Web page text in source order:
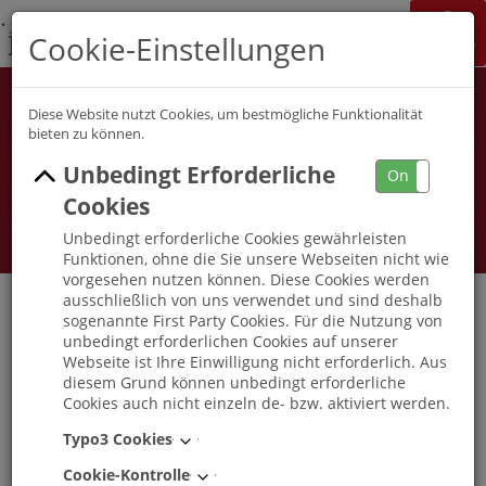
Jobchannel
Job Map
Pflegefachkraft (m/w/d) ambulant K&S
Ambulante Pflege Zwickau
Cookie-Einstellungen
Diese Website nutzt Cookies, um bestmögliche Funktionalität
bieten zu können.
Unbedingt Erforderliche
Cookies
On
Unbedingt erforderliche Cookies gewährleisten
Funktionen, ohne die Sie unsere Webseiten nicht wie
vorgesehen nutzen können. Diese Cookies werden
ausschließlich von uns verwendet und sind deshalb
sogenannte First Party Cookies. Für die Nutzung von
unbedingt erforderlichen Cookies auf unserer
Webseite ist Ihre Einwilligung nicht erforderlich. Aus
diesem Grund können unbedingt erforderliche
Cookies auch nicht einzeln de- bzw. aktiviert werden.
Typo3 Cookies
Cookie-Kontrolle